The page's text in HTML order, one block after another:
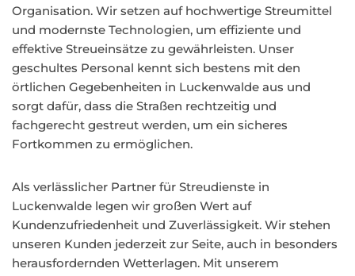
Organisation. Wir setzen auf hochwertige Streumittel
und modernste Technologien, um effiziente und
effektive Streueinsätze zu gewährleisten. Unser
geschultes Personal kennt sich bestens mit den
örtlichen Gegebenheiten in Luckenwalde aus und
sorgt dafür, dass die Straßen rechtzeitig und
fachgerecht gestreut werden, um ein sicheres
Fortkommen zu ermöglichen.
Als verlässlicher Partner für Streudienste in
Luckenwalde legen wir großen Wert auf
Kundenzufriedenheit und Zuverlässigkeit. Wir stehen
unseren Kunden jederzeit zur Seite, auch in besonders
herausfordernden Wetterlagen. Mit unserem